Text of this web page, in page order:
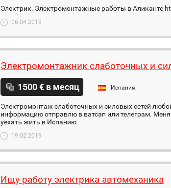
Электрик. Электромонтажные работы в Аликанте
06.04.2019
Электромонтажник слаботочных и
1500 € в месяц Испания
Электромонтаж слаботочных и силовых сетей
информацию отправлю в ватсап или телеграм.
уехать жить в Испанию
19.02.2019
Ищу работу электрика автомеханика